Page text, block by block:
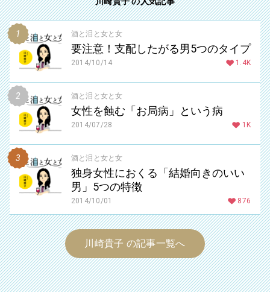
酒と泪と女と女
要注意！支配したがる男5つのタイプ
2014/10/14 1.4K
酒と泪と女と女
女性を蝕む「お局病」という病
2014/07/28 1K
酒と泪と女と女
独身女性におくる「結婚向きのいい
男」5つの特徴
2014/10/01 876
川崎貴子 の記事一覧へ